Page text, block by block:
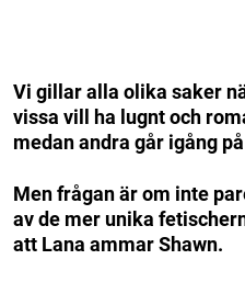
Vi gillar alla olika saker
vissa vill ha lugnt och
medan andra går igång
Men frågan är om inte
av de mer unika
att Lana ammar Shawn.